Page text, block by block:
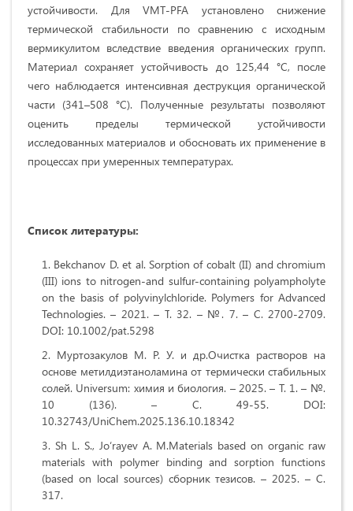
устойчивости. Для VMT-PFA установлено снижение
термической стабильности по сравнению с исходным
вермикулитом вследствие введения органических групп.
Материал сохраняет устойчивость до 125,44 °C, после
чего наблюдается интенсивная деструкция органической
части (341–508 °C). Полученные результаты позволяют
оценить пределы термической устойчивости
исследованных материалов и обосновать их применение в
процессах при умеренных температурах.
Список литературы:
Bekchanov D. et al. Sorption of cobalt (II) and chromium
(III) ions to nitrogen‐and sulfur‐containing polyampholyte
on the basis of polyvinylchloride. Polymers for Advanced
Technologies. – 2021. – Т. 32. – №. 7. – С. 2700-2709.
DOI: 10.1002/pat.5298
Муртозакулов М. Р. У. и др.Очистка растворов на
основе метилдиэтаноламина от термически стабильных
солей. Universum: химия и биология. – 2025. – Т. 1. – №.
10 (136). – С. 49-55. DOI:
10.32743/UniChem.2025.136.10.18342
Sh L. S., Jo‘rayev A. M.Materials based on organic raw
materials with polymer binding and sorption functions
(based on local sources) сборник тезисов. – 2025. – С.
317.